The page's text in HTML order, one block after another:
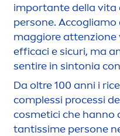
importante della
persone.
maggiore attenzione
efficaci e sicuri, ma
sentire in sintonia
Da oltre 100 anni i
complessi processi
cosmetici che hanno
tantissime persone